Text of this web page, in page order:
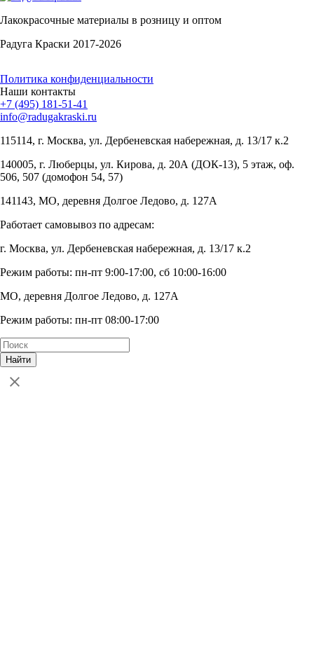
Лакокрасочные материалы в розницу и оптом
Радуга Краски 2017-2026
Политика конфиденциальности
Наши контакты
+7 (495) 181-51-41
info@radugakraski.ru
115114, г. Москва, ул. Дербеневская набережная, д. 13/17 к.2
140005, г. Люберцы, ул. Кирова, д. 20А (ДОК-13), 5 этаж, оф.
506, 507 (домофон 54, 57)
141143, МО, деревня Долгое Ледово, д. 127А
Работает самовывоз по адресам:
г. Москва, ул. Дербеневская набережная, д. 13/17 к.2
Режим работы: пн-пт 9:00-17:00, сб 10:00-16:00
МО, деревня Долгое Ледово, д. 127А
Режим работы: пн-пт 08:00-17:00
Найти